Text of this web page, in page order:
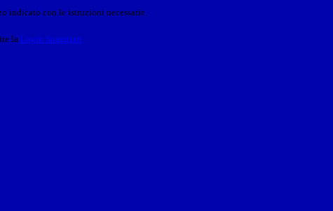
indicato con le istruzioni necessarie.
la Login Spaggiari